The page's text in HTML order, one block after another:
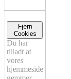
Fjern
Cookies
Du har
tilladt at
vores
hjemmeside